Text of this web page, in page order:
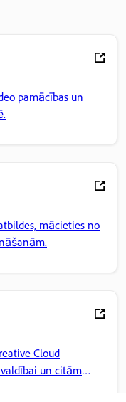
pamācības un
mācieties no
Cloud
un citām